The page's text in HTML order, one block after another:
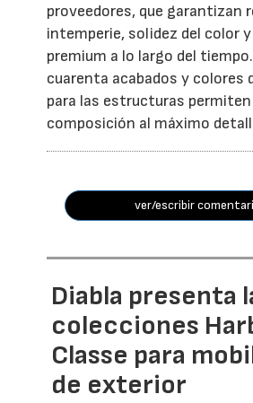
proveedores, que garantizan
intemperie, solidez del color
premium a lo largo del
cuarenta acabados y colores
para las estructuras
composición al máximo
ver/escribir
Diabla presenta
colecciones
Classe para
de exterior